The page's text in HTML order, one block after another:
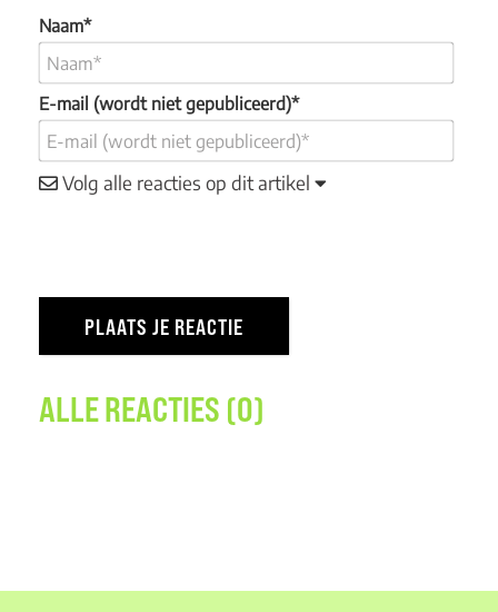
Naam*
E-mail (wordt niet gepubliceerd)*
Volg alle reacties op dit artikel
ALLE REACTIES (0)